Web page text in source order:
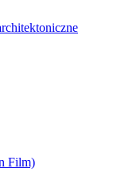
Film)